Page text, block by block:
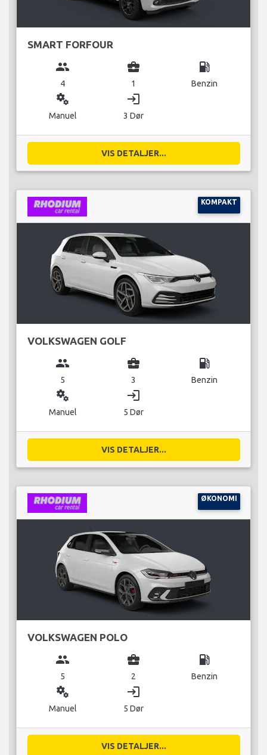
SMART FORFOUR
group
4
business_center
1
local_gas_station
Benzin
miscellaneous_services
Manuel
login
3 Dør
VIS DETALJER...
KOMPAKT
VOLKSWAGEN GOLF
group
5
business_center
3
local_gas_station
Benzin
miscellaneous_services
Manuel
login
5 Dør
VIS DETALJER...
ØKONOMI
VOLKSWAGEN POLO
group
5
business_center
2
local_gas_station
Benzin
miscellaneous_services
Manuel
login
5 Dør
VIS DETALJER...